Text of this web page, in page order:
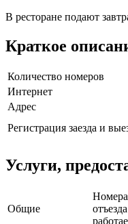
В ресторане подают
Краткое
Количество номеров
Интернет
Адрес
Регистрация заезда и
Услуги,
Общие
Номера